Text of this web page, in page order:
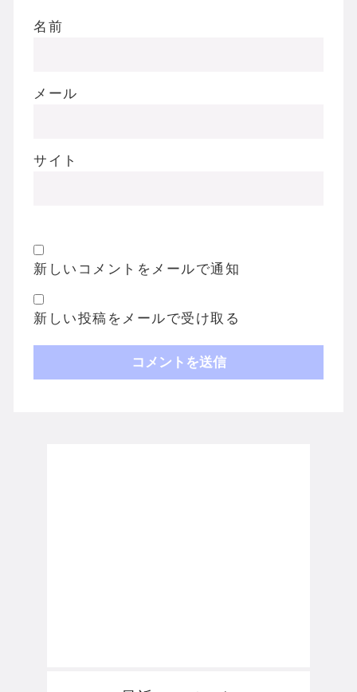
名前
メール
サイト
新しいコメントをメールで通知
新しい投稿をメールで受け取る